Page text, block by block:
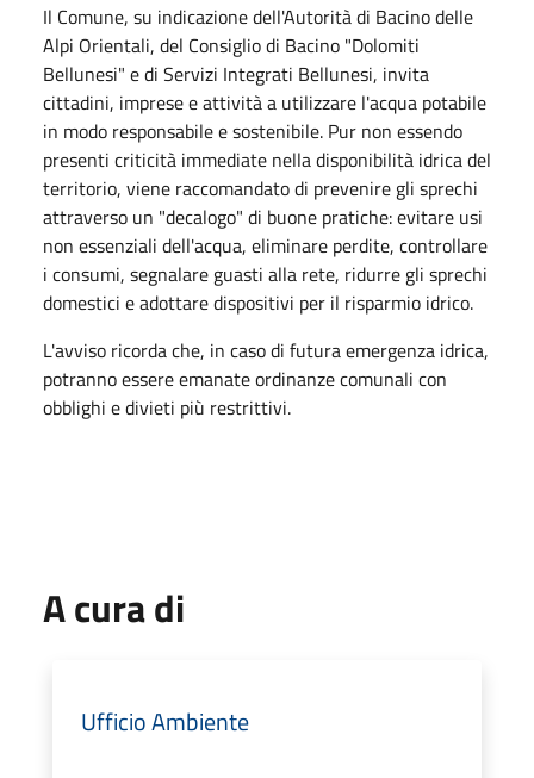
Il Comune, su indicazione dell'Autorità di Bacino delle
Alpi Orientali, del Consiglio di Bacino "Dolomiti
Bellunesi" e di Servizi Integrati Bellunesi, invita
cittadini, imprese e attività a utilizzare l'acqua potabile
in modo responsabile e sostenibile. Pur non essendo
presenti criticità immediate nella disponibilità idrica del
territorio, viene raccomandato di prevenire gli sprechi
attraverso un "decalogo" di buone pratiche: evitare usi
non essenziali dell'acqua, eliminare perdite, controllare
i consumi, segnalare guasti alla rete, ridurre gli sprechi
domestici e adottare dispositivi per il risparmio idrico.
L'avviso ricorda che, in caso di futura emergenza idrica,
potranno essere emanate ordinanze comunali con
obblighi e divieti più restrittivi.
A cura di
Ufficio Ambiente